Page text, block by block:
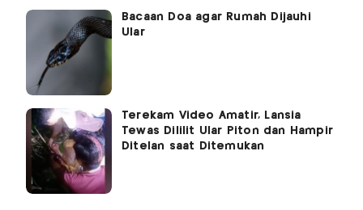
Bacaan Doa agar Rumah Dijauhi
Ular
Terekam Video Amatir, Lansia
Tewas Dililit Ular Piton dan Hampir
Ditelan saat Ditemukan